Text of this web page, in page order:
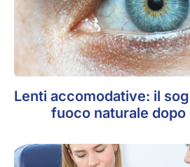
Lenti accomodative: il
fuoco naturale dopo